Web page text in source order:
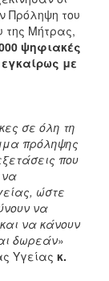
Πρόληψη του
της Μήτρας,
ψηφιακές
με
σε όλη τη
πρόληψης
που
να
ώστε
να
να κάνουν
δωρεάν»
Υγείας κ.